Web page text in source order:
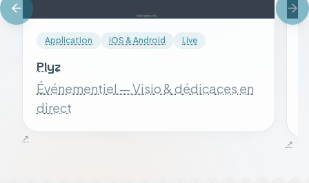
Application iOS & Android Live
Plyz
Événementiel — Visio & dédicaces en
direct